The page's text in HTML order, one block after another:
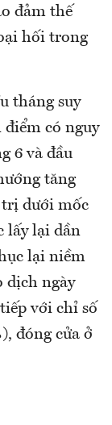
đảm thế
hối trong
tháng suy
có nguy
6 và đầu
tăng
trị dưới mốc
lấy lại dần
lại niềm
dịch ngày
với chỉ số
đóng cửa ở